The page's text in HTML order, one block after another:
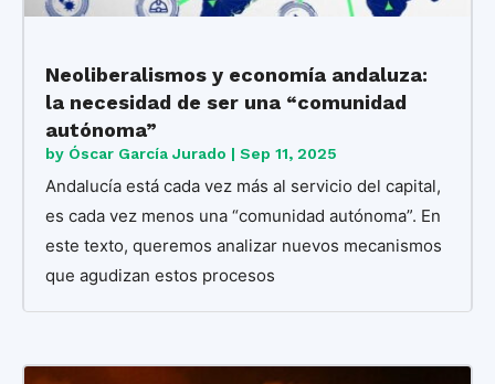
Neoliberalismos y economía andaluza:
la necesidad de ser una “comunidad
autónoma”
by Óscar García Jurado | Sep 11, 2025
Andalucía está cada vez más al servicio del capital,
es cada vez menos una “comunidad autónoma”. En
este texto, queremos analizar nuevos mecanismos
que agudizan estos procesos